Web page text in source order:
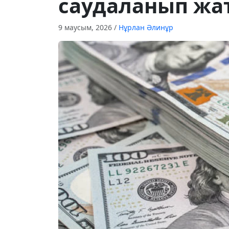
9 маусым, 2026 / Нұрлан Әлинұр